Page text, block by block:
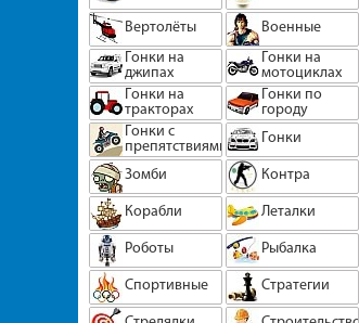
Вертолёты
Военные
Гонки на
джипах
Гонки на
мотоциклах
Гонки на
тракторах
Гонки по
городу
Гонки с
препятствиями
Гонки
Зомби
Контра
Корабли
Леталки
Роботы
Рыбалка
Спортивные
Стратегии